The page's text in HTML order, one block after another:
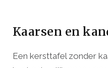
Kaarsen en
Een kersttafel zonder